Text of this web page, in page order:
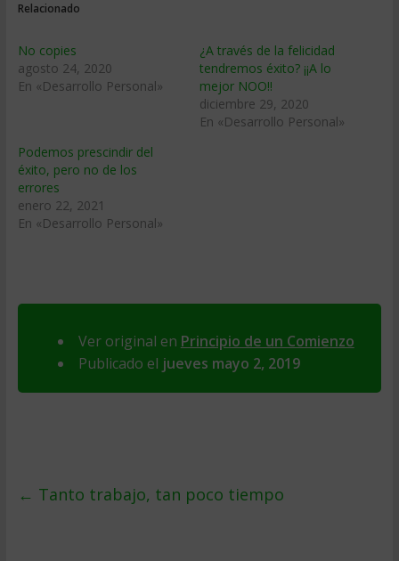
Relacionado
No copies
agosto 24, 2020
En «Desarrollo Personal»
¿A través de la felicidad
tendremos éxito? ¡¡A lo
mejor NOO!!
diciembre 29, 2020
En «Desarrollo Personal»
Podemos prescindir del
éxito, pero no de los
errores
enero 22, 2021
En «Desarrollo Personal»
Ver original en Principio de un Comienzo
Publicado el jueves mayo 2, 2019
← Tanto trabajo, tan poco tiempo